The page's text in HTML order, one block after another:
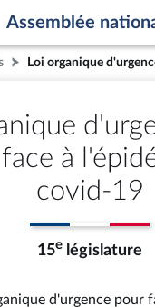
page
Assemblée
à
covid-19
15e législature
d'urgence pour